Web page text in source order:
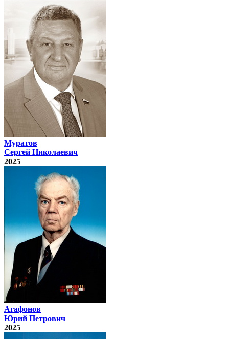
Муратов
Сергей Николаевич
2025
Агафонов
Юрий Петрович
2025